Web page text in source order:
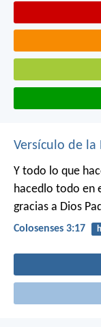
Versículo de la
Y todo lo que
hacedlo todo en
gracias a Dios
Colosenses 3:17